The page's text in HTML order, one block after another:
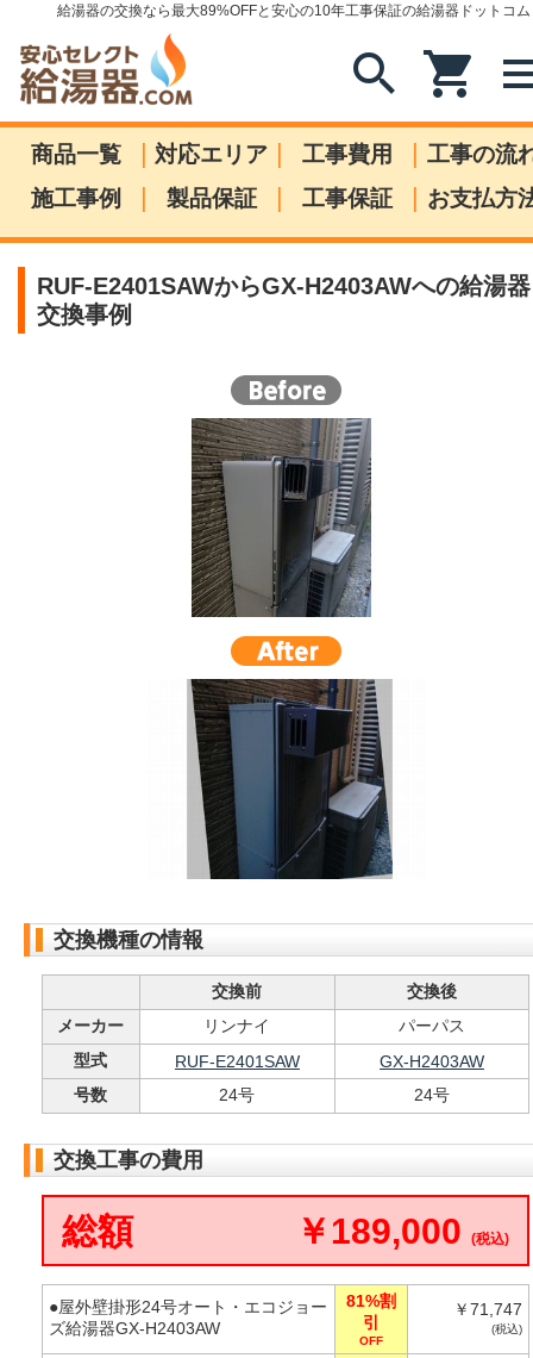
給湯器の交換なら最大89%OFFと安心の10年工事保証の給湯器ドットコム
search shopping_cart
商品一覧 | 対応エリア | 工事費用 | 工事の流
施工事例
| 製品保証 | 工事保証 | お支払方
RUF-E2401SAWからGX-H2403AWへの給湯器
交換事例
交換機種の情報
交換前
交換後
メーカー
リンナイ
パーパス
型式
RUF-E2401SAW
GX-H2403AW
号数
24号 24号
交換工事の費用
総額 ￥189,000 (税込)
●屋外壁掛形24号オート・エコジョー
ズ給湯器GX-H2403AW
81%割
引
OFF
￥71,747
(税込)